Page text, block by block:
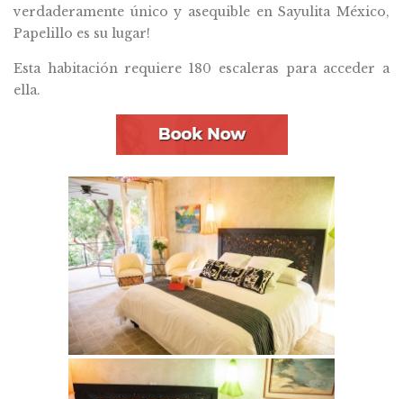
verdaderamente único y asequible en Sayulita México,
Papelillo es su lugar!
Esta habitación requiere 180 escaleras para acceder a
ella.